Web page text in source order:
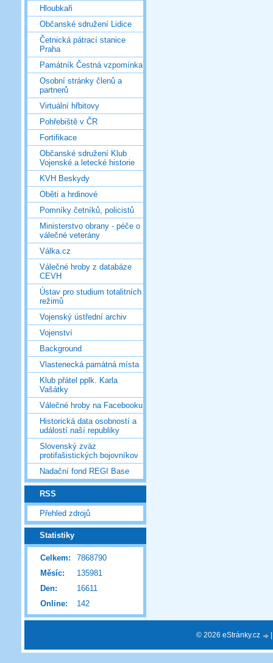
Hloubkaři
Občanské sdružení Lidice
Četnická pátrací stanice
Praha
Památník Čestná vzpomínka
Osobní stránky členů a
partnerů
Virtuální hřbitovy
Pohřebiště v ČR
Fortifikace
Občanské sdružení Klub
Vojenské a letecké historie
KVH Beskydy
Oběti a hrdinové
Pomníky četníků, policistů
Ministerstvo obrany - péče o
válečné veterány
Válka.cz
Válečné hroby z databáze
CEVH
Ústav pro studium totalitních
režimů
Vojenský ústřední archiv
Vojenství
Background
Vlastenecká památná místa
Klub přátel pplk. Karla
Vašátky
Válečné hroby na Facebooku
Historická data osobností a
událostí naší republiky
Slovenský zväz
protifašistických bojovníkov
Nadační fond REGI Base
RSS
Přehled zdrojů
Statistiky
Online: 142
Celkem:
7868790
Měsíc:
135981
Den:
16611
© 2026 eStránky.cz